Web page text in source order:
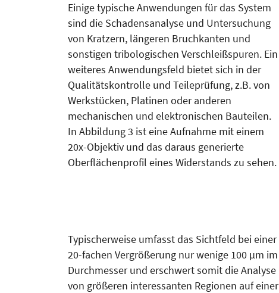
Einige typische Anwendungen für das System
sind die Schadensanalyse und Untersuchung
von Kratzern, längeren Bruchkanten und
sonstigen tribologischen Ver­schleißspuren. Ein
weiteres Anwen­dungsfeld bietet sich in der
Quali­tätskontrolle und Teileprüfung, z.B. von
Werkstücken, Platinen oder anderen
mechanischen und elektronischen Bauteilen.
In Abbildung 3 ist eine Aufnahme mit einem
20x-Objektiv und das daraus generierte
Oberflächenprofil eines Widerstands zu sehen.
Typischerweise umfasst das Sichtfeld bei einer
20-fachen Vergrößerung nur wenige 100 µm im
Durchmesser und erschwert somit die Analyse
von größeren interessanten Regionen auf einer